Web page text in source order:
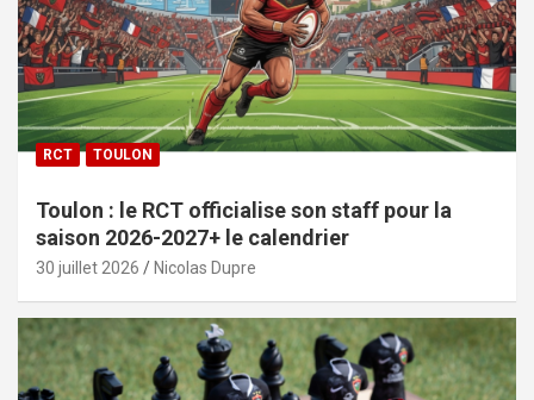
RCT TOULON
Toulon : le RCT officialise son staff pour la
saison 2026-2027+ le calendrier
30 juillet 2026 Nicolas Dupre